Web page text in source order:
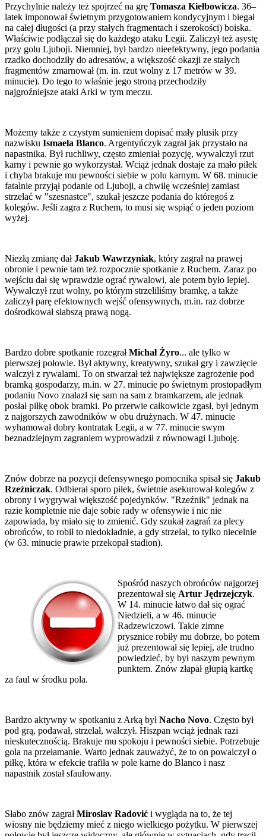
Przychylnie należy też spojrzeć na grę Tomasza Kiełbowicza. 36–
latek imponował świetnym przygotowaniem kondycyjnym i biegał
na całej długości (a przy stałych fragmentach i szerokości) boiska.
Właściwie podłączał się do każdego ataku Legii. Zaliczył też asystę
przy golu Ljuboji. Niemniej, był bardzo nieefektywny, jego podania
rzadko dochodziły do adresatów, a większość okazji ze stałych
fragmentów zmarnował (m. in. rzut wolny z 17 metrów w 39.
minucie). Do tego to właśnie jego stroną przechodziły
najgroźniejsze ataki Arki w tym meczu.
Możemy także z czystym sumieniem dopisać mały plusik przy
nazwisku Ismaela Blanco. Argentyńczyk zagrał jak przystało na
napastnika. Był ruchliwy, często zmieniał pozycję, wywalczył rzut
karny i pewnie go wykorzystał. Wciąż jednak dostaje za mało piłek
i chyba brakuje mu pewności siebie w polu karnym. W 68. minucie
fatalnie przyjął podanie od Ljuboji, a chwilę wcześniej zamiast
strzelać w "szesnastce", szukał jeszcze podania do któregoś z
kolegów. Jeśli zagra z Ruchem, to musi się wspiąć o jeden poziom
wyżej.
Niezłą zmianę dałJakub Wawrzyniak, który zagrał na prawej
obronie i pewnie tam też rozpocznie spotkanie z Ruchem. Zaraz po
wejściu dał się wprawdzie ograć rywalowi, ale potem było lepiej.
Wywalczył rzut wolny, po którym strzeliliśmy bramkę, a także
zaliczył parę efektownych wejść ofensywnych, m.in. raz dobrze
dośrodkował słabszą prawą nogą.
Bardzo dobre spotkanie rozegrałMichał Żyro... ale tylko w
pierwszej połowie. Był aktywny, kreatywny, szukał gry i zawzięcie
walczył z rywalami. To on stwarzał też największe zagrożenie pod
bramką gospodarzy, m.in. w 27. minucie po świetnym prostopadłym
podaniu Novo znalazł się sam na sam z bramkarzem, ale jednak
posłał piłkę obok bramki. Po przerwie całkowicie zgasł, był jednym
z najgorszych zawodników w obu drużynach. W 47. minucie
wyhamował dobry kontratak Legii, a w 77. minucie swym
beznadziejnym zagraniem wyprowadził z równowagi Ljuboję.
Znów dobrze na pozycji defensywnego pomocnika spisał się Jakub
Rzeźniczak. Odbierał sporo piłek, świetnie asekurował kolegów z
obrony i wygrywał większość pojedynków. "Rzeźnik" jednak na
razie kompletnie nie daje sobie rady w ofensywie i nic nie
zapowiada, by miało się to zmienić. Gdy szukał zagrań za plecy
obrońców, to robił to niedokładnie, a gdy strzelał, to tylko niecelnie
(w 63. minucie prawie przekopał stadion).
Spośród naszych obrońców najgorzej
prezentował się Artur Jędrzejczyk.
W 14. minucie łatwo dał się ograć
Niedzieli, a w 46. minucie
Radzewiczowi. Takie zimne
prysznice robiły mu dobrze, bo potem
już prezentował się lepiej, ale trudno
powiedzieć, by był naszym pewnym
punktem. Znów złapał głupią kartkę
za faul w środku pola.
Bardzo aktywny w spotkaniu z Arką byłNacho Novo. Często był
pod grą, podawał, strzelał, walczył. Hiszpan wciąż jednak razi
nieskutecznością. Brakuje mu spokoju i pewności siebie. Potrzebuje
gola na przełamanie. Warto jednak zauważyć, że to on powalczył o
piłkę, która w efekcie trafiła w pole karne do Blanco i nasz
napastnik został sfaulowany.
Słabo znów zagrałMiroslav Radović i wygląda na to, że tej
wiosny nie będziemy mieć z niego wielkiego pożytku. W pierwszej